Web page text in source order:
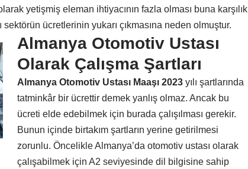
yetişmiş eleman ihtiyacının fazla olması buna karşılık
ücretlerinin yukarı çıkmasına neden olmuştur.
Almanya Otomotiv Ustası
Olarak Çalışma Şartları
Almanya Otomotiv Ustası Maaşı 2023 yılı şartlarında
tatminkâr bir ücrettir demek yanlış olmaz. Ancak bu
ücreti elde edebilmek için burada çalışılması gerekir.
Bunun içinde birtakım şartların yerine getirilmesi
zorunlu. Öncelikle Almanya’da otomotiv ustası olarak
çalışabilmek için A2 seviyesinde dil bilgisine sahip